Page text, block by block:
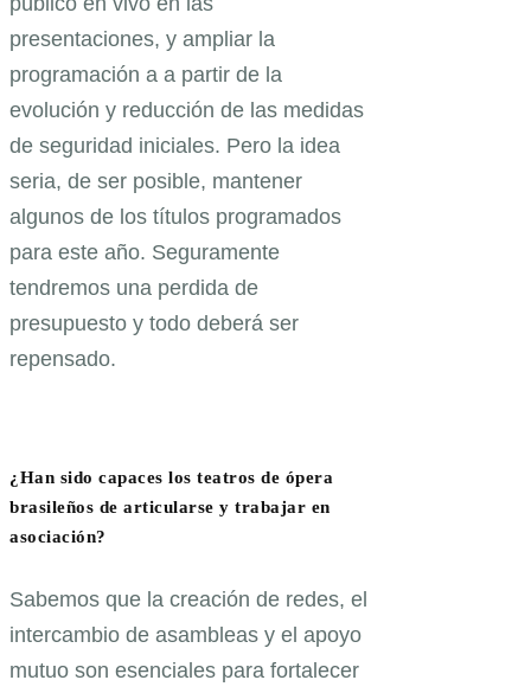
presentaciones, y ampliar la
programación a a partir de la
evolución y reducción de las medidas
de seguridad iniciales. Pero la idea
seria, de ser posible, mantener
algunos de los títulos programados
para este año. Seguramente
tendremos una perdida de
presupuesto y todo deberá ser
repensado.
¿Han sido capaces los teatros de ópera
brasileños de articularse y trabajar en
asociación?
Sabemos que la creación de redes, el
intercambio de asambleas y el apoyo
mutuo son esenciales para fortalecer